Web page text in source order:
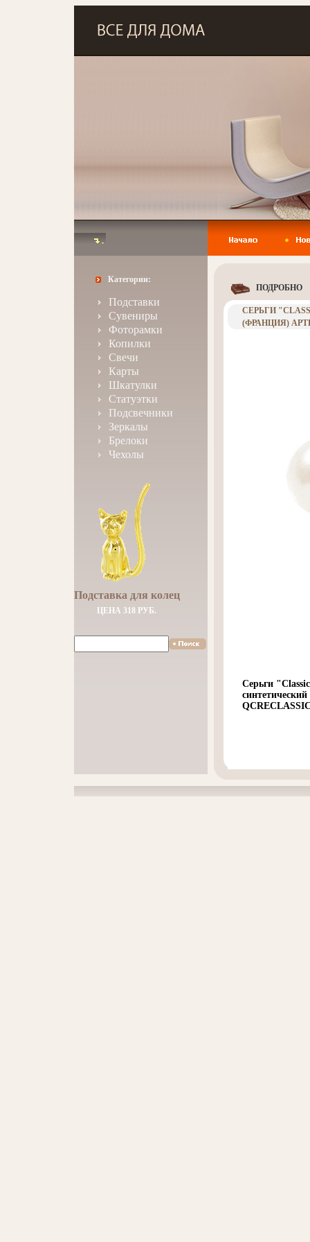
Категории:
Подставки
Сувениры
Фоторамки
Копилки
Свечи
Карты
Шкатулки
Статуэтки
Подсвечники
Зеркалы
Брелоки
Чехолы
Подставка для колец
ЦЕНА 318 РУБ.
ПОДРОБНО
СЕРЬГИ
(ФРАНЦИЯ)
Серьги